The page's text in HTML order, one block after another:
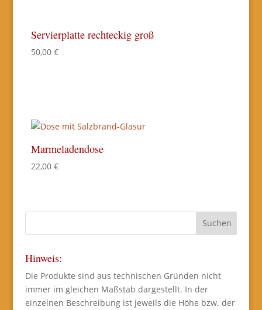
Servierplatte rechteckig groß
50,00 €
Marmeladendose
22,00 €
Hinweis:
Die Produkte sind aus technischen Gründen nicht
immer im gleichen Maßstab dargestellt. In der
einzelnen Beschreibung ist jeweils die Höhe bzw. der